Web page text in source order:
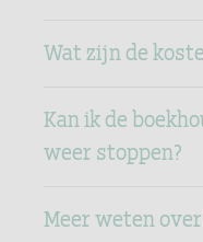
Wat zijn de
Kan ik de
weer stoppen?
Meer weten over